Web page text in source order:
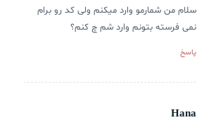
سلام من شمارمو وارد میکنم ولی کد رو برام
نمی فرسته بتونم وارد شم چ کنم؟
پاسخ
Hana